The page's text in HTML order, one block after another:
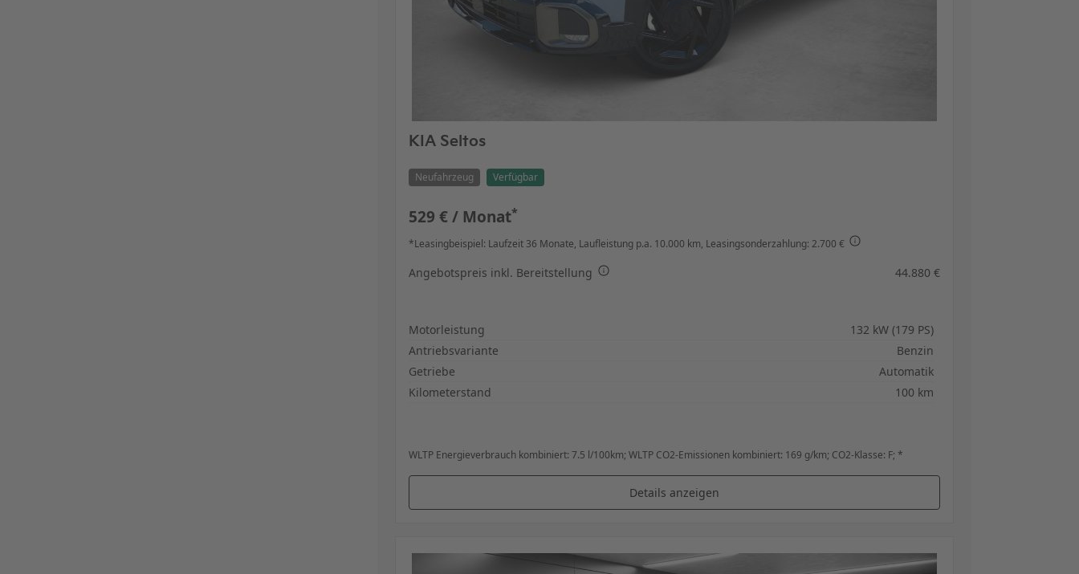
KIA Seltos
Neufahrzeug Verfügbar
529 € / Monat*
*Leasingbeispiel: Laufzeit 36 Monate, Laufleistung p.a. 10.000 km, Leasingsonderzahlung: 2.700 €
Angebotspreis inkl. Bereitstellung 44.880 €
SpezifikationWert
Motorleistung
132 kW (179 PS)
Antriebsvariante
Benzin
Getriebe
Automatik
Kilometerstand
100 km
WLTP Energieverbrauch kombiniert: 7.5 l/100km; WLTP CO2-Emissionen kombiniert: 169 g/km; CO2-Klasse: F; *
Details anzeigen